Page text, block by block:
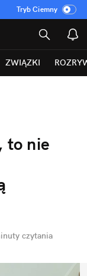
Tryb Ciemny
ZWIĄZKI
to nie
czytania